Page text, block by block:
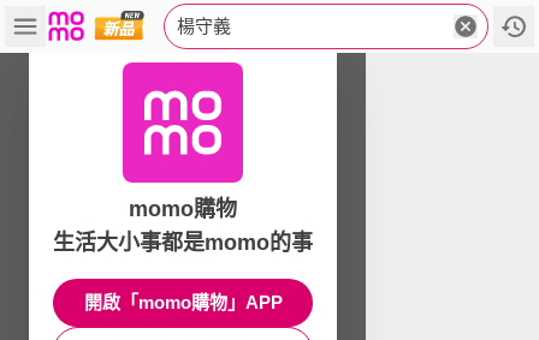
楊守義
momo購物
生活大小事都是momo的事
開啟「momo購物」APP